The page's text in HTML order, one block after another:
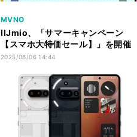
MVNO
IIJmio、「サマーキャンペーン
【スマホ大特価セール】」を開催
- MNP転入と同時の端末購入がお
2025/06/06 14:44